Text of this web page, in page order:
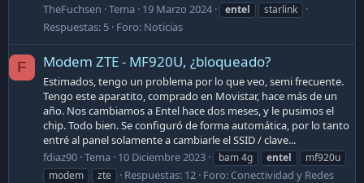
TheFuchsen Tema 19 Marzo 2024 entel starlink
Respuestas: 5 Foro: Noticias
F Modem ZTE - MF920U, ¿bloqueado?
Estimados, tengo un problema por lo que veo, semi frecuente.
Tengo este aparatito, comprado en Movistar, hace más de un
año. Nos cambiamos a Entel hace dos meses, y le pusimos el
chip. Todo bien. Se configuró de forma automática, por lo tanto
entré al panel solamente a cambiarle el SSID / clave...
fdiaz90 Tema 10 Diciembre 2023 bam 4g entel
mf920u
modem
zte Respuestas: 12 Foro: Conectividad y Redes